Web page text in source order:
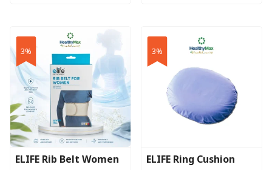
has
multiple
variants.
The
options
may
be
chosen
on
3%
ELIFE Rib Belt Women
3%
ELIFE Ring Cushion